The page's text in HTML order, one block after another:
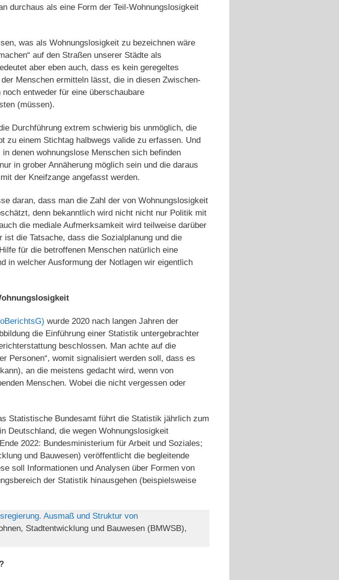
durchaus als eine Form der Teil-Wohnungslosigkeit
was als Wohnungslosigkeit zu bezeichnen wäre
auf den Straßen unserer Städte als
aber eben auch, dass es kein geregeltes
Menschen ermitteln lässt, die in diesen Zwischen-
entweder für eine überschaubare
(müssen).
Durchführung extrem schwierig bis unmöglich, die
zu einem Stichtag halbwegs valide zu erfassen. Und
denen wohnungslose Menschen sich befinden
in grober Annäherung möglich sein und die daraus
der Kneifzange angefasst werden.
daran, dass man die Zahl der von Wohnungslosigkeit
denn bekanntlich wird nicht nicht nur Politik mit
die mediale Aufmerksamkeit wird teilweise darüber
die Tatsache, dass die Sozialplanung und die
für die betroffenen Menschen natürlich eine
in welcher Ausformung der Notlagen wir eigentlich
wurde 2020 nach langen Jahren der
die Einführung einer Statistik untergebrachter
beschlossen. Man achte auf die
Personen“, womit signalisiert werden soll, dass es
an die meistens gedacht wird, wenn von
Menschen. Wobei die nicht vergessen oder
Statistische Bundesamt führt die Statistik jährlich zum
Deutschland, die wegen Wohnungslosigkeit
2022: Bundesministerium für Arbeit und Soziales;
und Bauwesen) veröffentlicht die begleitende
soll Informationen und Analysen über Formen von
der Statistik hinausgehen (beispielsweise
Ausmaß und Struktur von
Stadtentwicklung und Bauwesen (BMWSB),